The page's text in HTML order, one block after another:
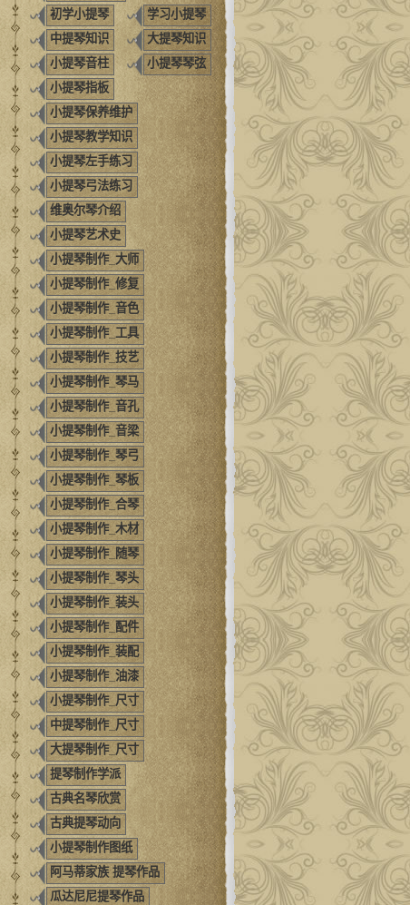
初学小提琴
学习小提琴
中提琴知识
大提琴知识
小提琴音柱
小提琴琴弦
小提琴指板
小提琴保养维护
小提琴教学知识
小提琴左手练习
小提琴弓法练习
维奥尔琴介绍
小提琴艺术史
小提琴制作_大师
小提琴制作_修复
小提琴制作_音色
小提琴制作_工具
小提琴制作_技艺
小提琴制作_琴马
小提琴制作_音孔
小提琴制作_音梁
小提琴制作_琴弓
小提琴制作_琴板
小提琴制作_合琴
小提琴制作_木材
小提琴制作_随琴
小提琴制作_琴头
小提琴制作_装头
小提琴制作_配件
小提琴制作_装配
小提琴制作_油漆
小提琴制作_尺寸
中提琴制作_尺寸
大提琴制作_尺寸
提琴制作学派
古典名琴欣赏
古典提琴动向
小提琴制作图纸
阿马蒂家族 提琴作品
瓜达尼尼提琴作品